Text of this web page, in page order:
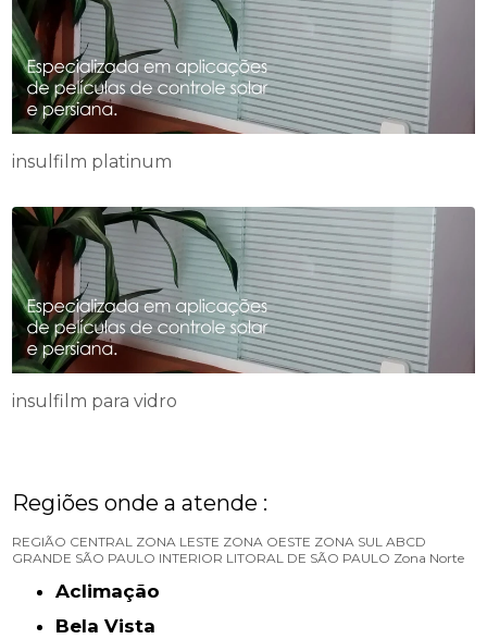
insulfilm platinum
insulfilm para vidro
Regiões onde a atende :
REGIÃO CENTRAL ZONA LESTE ZONA OESTE ZONA SUL ABCD
GRANDE SÃO PAULO INTERIOR LITORAL DE SÃO PAULO Zona Norte
Aclimação
Bela Vista